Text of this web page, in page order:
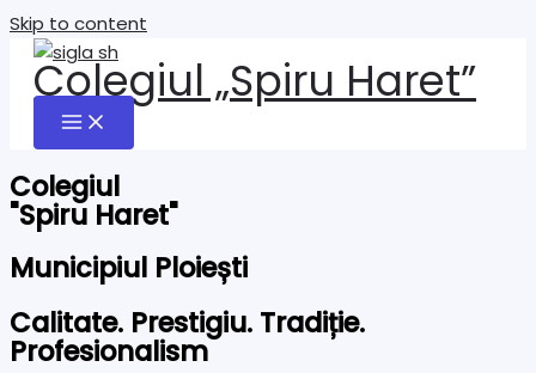
Skip to content
Colegiul „Spiru Haret”
Colegiul
"Spiru Haret"
Municipiul Ploiești
Calitate. Prestigiu. Tradiție.
Profesionalism